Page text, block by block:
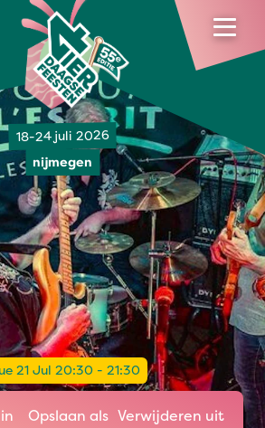
18-24 juli 2026
nijmegen
21 Jul 20:30 - 21:30
Opslaan als Verwijderen uit